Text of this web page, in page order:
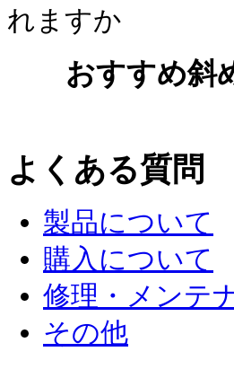
れますか
おすすめ斜
よくある質問
製品について
購入について
修理・メンテ
その他